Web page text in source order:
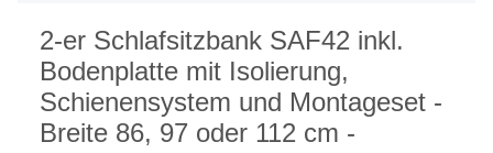
2-er Schlafsitzbank SAF42 inkl.
Bodenplatte mit Isolierung,
Schienensystem und Montageset -
Breite 86, 97 oder 112 cm -